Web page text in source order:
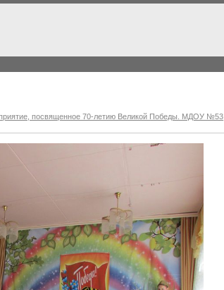
посвященное 70-летию Великой Победы. МДОУ №53